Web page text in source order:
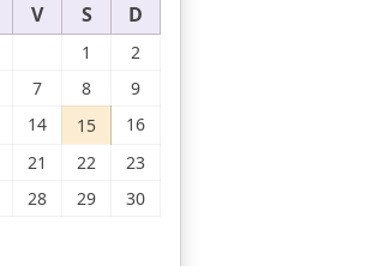
V S D
1
2
7 8
9
14 15
16
21 22
23
28 29
30